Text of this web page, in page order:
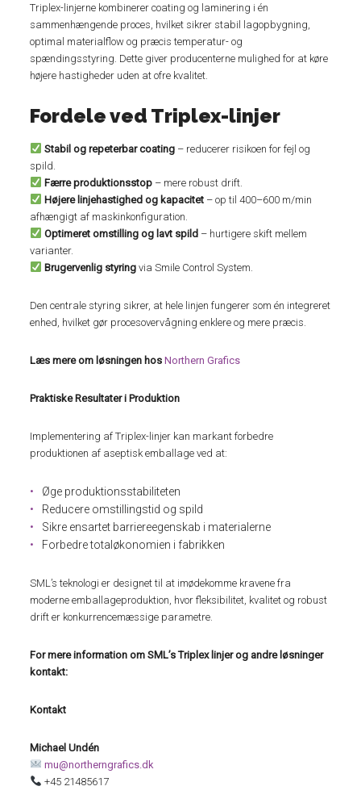
Triplex-linjerne kombinerer coating og laminering i én
sammenhængende proces, hvilket sikrer stabil lagopbygning,
optimal materialflow og præcis temperatur- og
spændingsstyring. Dette giver producenterne mulighed for at køre
højere hastigheder uden at ofre kvalitet.
Fordele ved Triplex-linjer
Stabil og repeterbar coating – reducerer risikoen for fejl og
spild.
Færre produktionsstop – mere robust drift.
Højere linjehastighed og kapacitet – op til 400–600 m/min
afhængigt af maskinkonfiguration.
Optimeret omstilling og lavt spild – hurtigere skift mellem
varianter.
Brugervenlig styring via Smile Control System.
Den centrale styring sikrer, at hele linjen fungerer som én integreret
enhed, hvilket gør procesovervågning enklere og mere præcis.
Læs mere om løsningen hosNorthern Grafics
Praktiske Resultater i Produktion
Implementering af Triplex-linjer kan markant forbedre
produktionen af aseptisk emballage ved at:
Øge produktionsstabiliteten
Reducere omstillingstid og spild
Sikre ensartet barriereegenskab i materialerne
Forbedre totaløkonomien i fabrikken
SML’s teknologi er designet til at imødekomme kravene fra
moderne emballageproduktion, hvor fleksibilitet, kvalitet og robust
drift er konkurrencemæssige parametre.
For mere information om SML’s Triplex linjer og andre løsninger
kontakt:
Kontakt
Michael Undén
mu@northerngrafics.dk
+45 21485617